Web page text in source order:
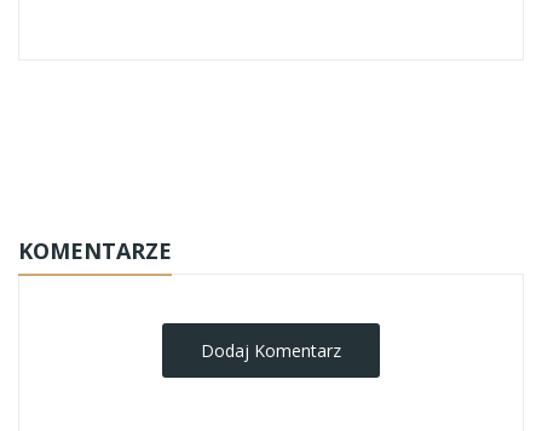
KOMENTARZE
Dodaj Komentarz